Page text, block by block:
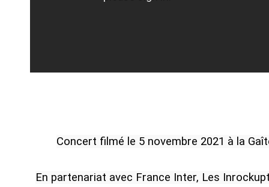
Concert filmé le 5 novembre 2021 à la
En partenariat avec France Inter, Les